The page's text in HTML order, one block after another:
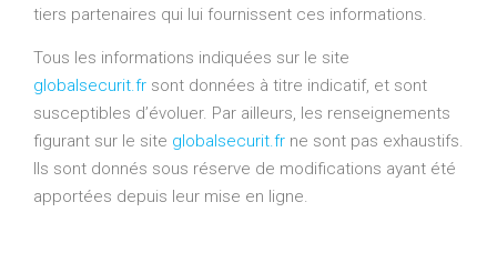
tiers partenaires qui lui fournissent ces informations.
Tous les informations indiquées sur le site
globalsecurit.fr sont données à titre indicatif, et sont
susceptibles d’évoluer. Par ailleurs, les renseignements
figurant sur le site globalsecurit.fr ne sont pas exhaustifs.
Ils sont donnés sous réserve de modifications ayant été
apportées depuis leur mise en ligne.